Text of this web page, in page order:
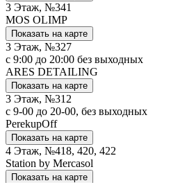
3 Этаж, №341
MOS OLIMP
Показать на карте
3 Этаж, №327
с 9:00 до 20:00 без выходных
ARES DETAILING
Показать на карте
3 Этаж, №312
с 9-00 до 20-00, без выходных
PerekupOff
Показать на карте
4 Этаж, №418, 420, 422
Station by Mercasol
Показать на карте